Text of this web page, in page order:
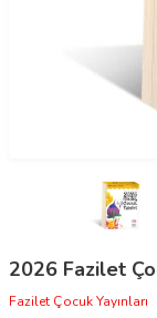
2026 Fazilet
Fazilet Çocuk Yayınları